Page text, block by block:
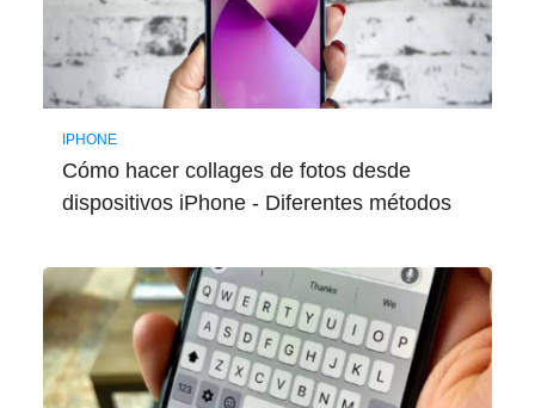
IPHONE
Cómo hacer collages de fotos desde
dispositivos iPhone - Diferentes métodos